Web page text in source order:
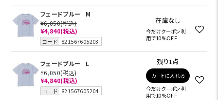
フェードブルー
M
¥6,050(税込)
¥4,840(税込)
コード 821567605203
在庫なし
今だけクーポン利
用で10%OFF
フェードブルー
L
¥6,050(税込)
¥4,840(税込)
コード 821567605204
残り1点
カートに入れる
今だけクーポン利
用で10%OFF